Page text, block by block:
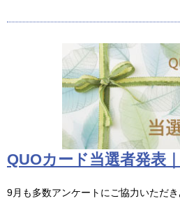
QUOカード当選者発表
9月も多数アンケートにご協力いただ